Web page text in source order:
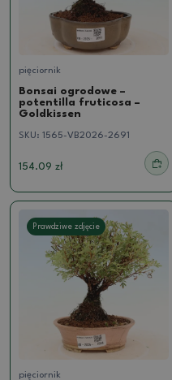
pięciornik
Bonsai ogrodowe –
potentilla fruticosa –
Goldkissen
SKU: 1565-VB2026-2691
154.09 zł
Prawdziwe zdjęcie
pięciornik